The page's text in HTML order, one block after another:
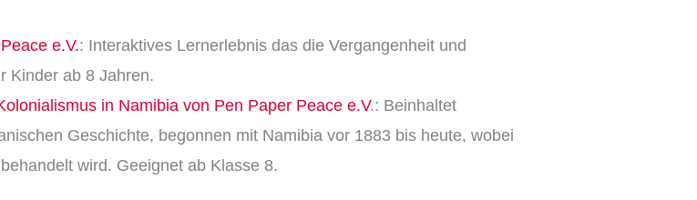
e.V.: Interaktives Lernerlebnis das die Vergangenheit und
Kinder ab 8 Jahren.
in Namibia von Pen Paper Peace e.V.: Beinhaltet
Geschichte, begonnen mit Namibia vor 1883 bis heute, wobei
wird. Geeignet ab Klasse 8.